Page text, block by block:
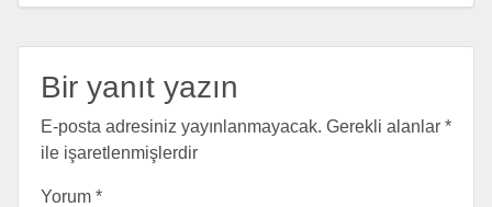
Bir yanıt yazın
E-posta adresiniz yayınlanmayacak. Gerekli alanlar *
ile işaretlenmişlerdir
Yorum *